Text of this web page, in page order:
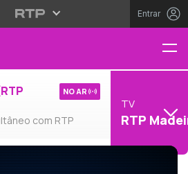
Entrar
com RTP
NO AR
TV
RTP